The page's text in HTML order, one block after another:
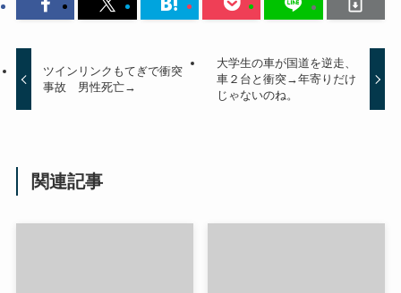
ツインリンクもてぎで衝突
事故 男性死亡→
大学生の車が国道を逆走、
車２台と衝突→年寄りだけ
じゃないのね。
関連記事